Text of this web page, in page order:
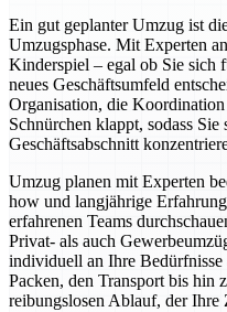
Ein gut geplanter Umzug ist
Umzugsphase. Mit Experten
Kinderspiel – egal ob Sie sich
neues Geschäftsumfeld
Organisation, die
Schnürchen klappt, sodass
Geschäftsabschnitt
Umzug planen mit Experten
how und langjährige
erfahrenen Teams
Privat- als auch
individuell an Ihre
Packen, den Transport bis hin
reibungslosen Ablauf, der Ihre